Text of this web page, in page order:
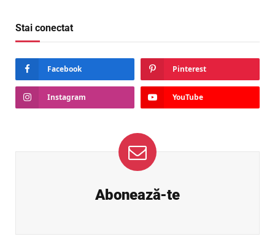
Stai conectat
Facebook Pinterest
Instagram YouTube
Abonează-te